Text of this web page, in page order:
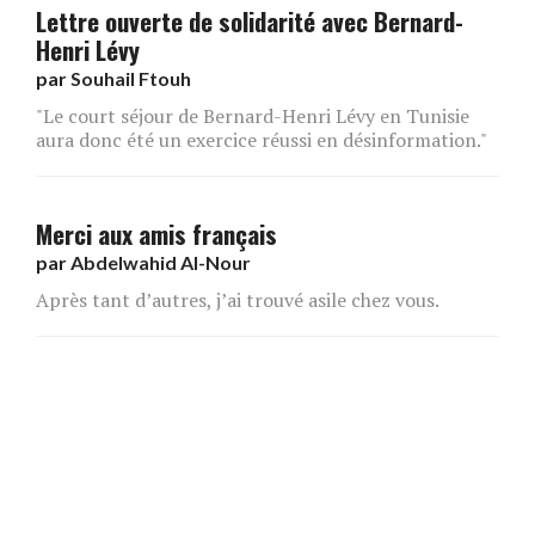
Lettre ouverte de solidarité avec Bernard-
Henri Lévy
parSouhail Ftouh
"Le court séjour de Bernard-Henri Lévy en Tunisie
aura donc été un exercice réussi en désinformation."
Merci aux amis français
parAbdelwahid Al-Nour
Après tant d’autres, j’ai trouvé asile chez vous.